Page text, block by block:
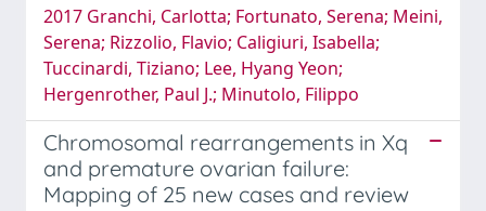
2017 Granchi, Carlotta; Fortunato, Serena; Meini,
Serena; Rizzolio, Flavio; Caligiuri, Isabella;
Tuccinardi, Tiziano; Lee, Hyang Yeon;
Hergenrother, Paul J.; Minutolo, Filippo
Chromosomal rearrangements in Xq
and premature ovarian failure:
Mapping of 25 new cases and review